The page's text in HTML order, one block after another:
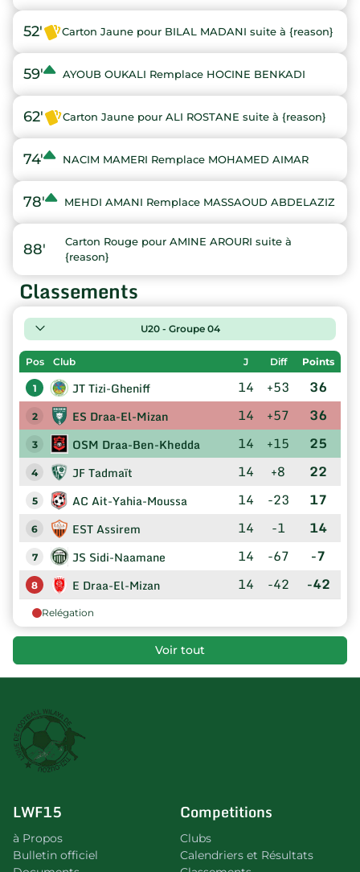
52' Carton Jaune pour BILAL MADANI suite à {reason}
59' AYOUB OUKALI Remplace HOCINE BENKADI
62' Carton Jaune pour ALI ROSTANE suite à {reason}
74' NACIM MAMERI Remplace MOHAMED AIMAR
78' MEHDI AMANI Remplace MASSAOUD ABDELAZIZ
88'
Carton Rouge pour AMINE AROURI suite à
{reason}
Classements
U20 - Groupe 04
Pos Club J Diff Points
1 JT Tizi-Gheniff 14 +53 36
2 ES Draa-El-Mizan 14 +57 36
3 OSM Draa-Ben-Khedda 14 +15 25
4 JF Tadmaït 14 +8 22
5 AC Ait-Yahia-Moussa 14 -23 17
6 EST Assirem 14 -1 14
7 JS Sidi-Naamane 14 -67 -7
8 E Draa-El-Mizan 14 -42 -42
Relégation
Voir tout
LWF15
à Propos
Bulletin officiel
Competitions
Clubs
Calendriers et Résultats